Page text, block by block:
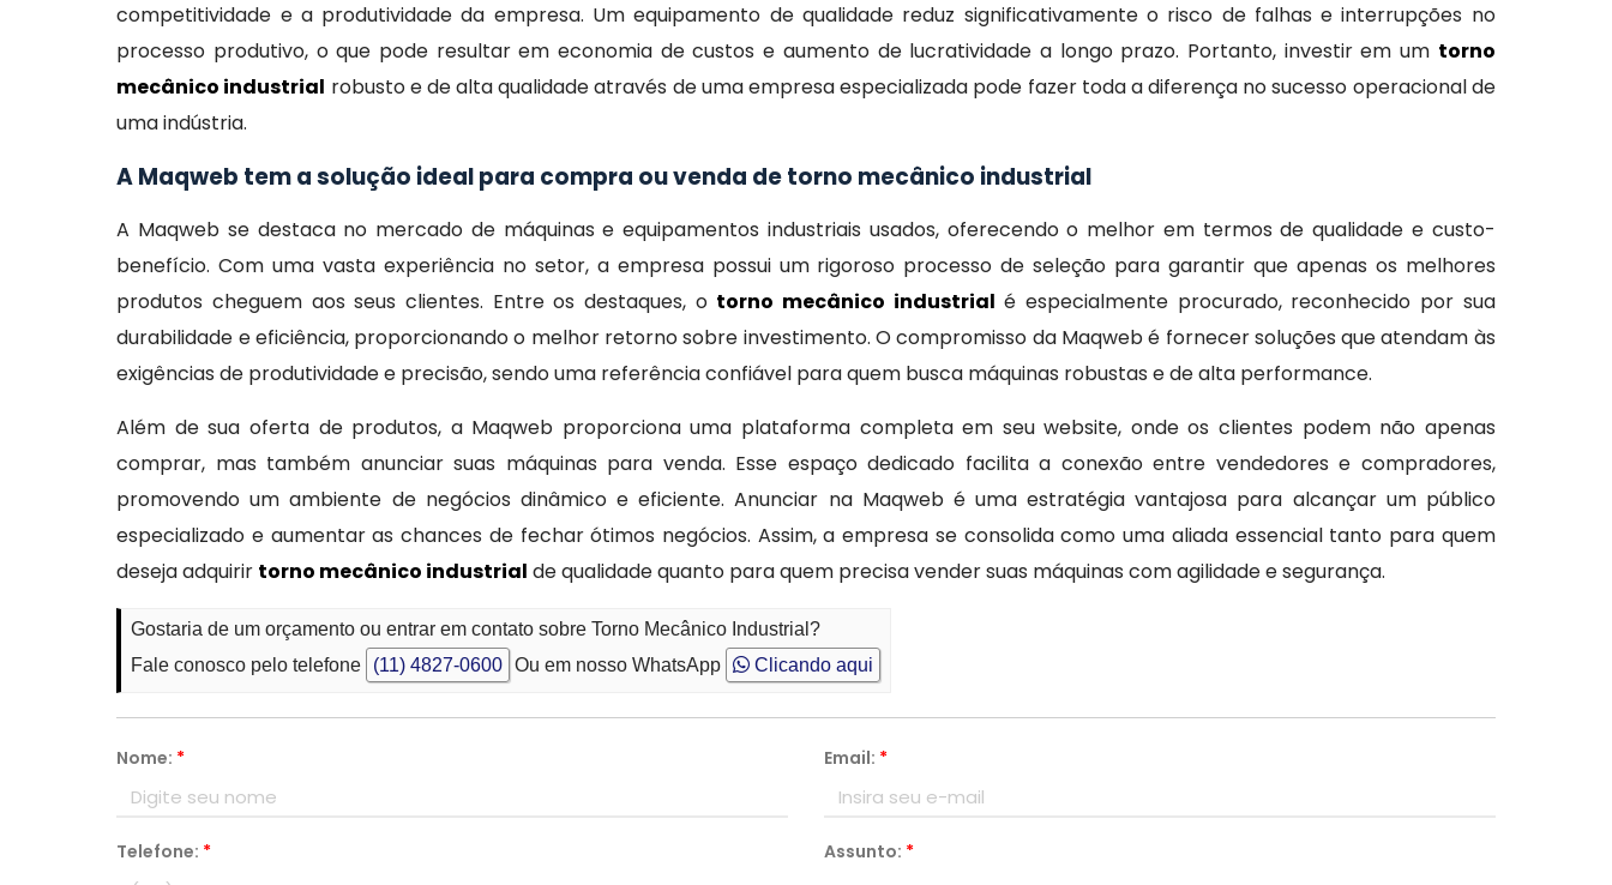
competitividade e a produtividade da empresa. Um equipamento de qualidade reduz significativamente o risco de falhas e interrupções no
processo produtivo, o que pode resultar em economia de custos e aumento de lucratividade a longo prazo. Portanto, investir em um torno
mecânico industrial robusto e de alta qualidade através de uma empresa especializada pode fazer toda a diferença no sucesso operacional de
uma indústria.
A Maqweb tem a solução ideal para compra ou venda de torno mecânico industrial
A Maqweb se destaca no mercado de máquinas e equipamentos industriais usados, oferecendo o melhor em termos de qualidade e custo-
benefício. Com uma vasta experiência no setor, a empresa possui um rigoroso processo de seleção para garantir que apenas os melhores
produtos cheguem aos seus clientes. Entre os destaques, o torno mecânico industrial é especialmente procurado, reconhecido por sua
durabilidade e eficiência, proporcionando o melhor retorno sobre investimento. O compromisso da Maqweb é fornecer soluções que atendam às
exigências de produtividade e precisão, sendo uma referência confiável para quem busca máquinas robustas e de alta performance.
Além de sua oferta de produtos, a Maqweb proporciona uma plataforma completa em seu website, onde os clientes podem não apenas
comprar, mas também anunciar suas máquinas para venda. Esse espaço dedicado facilita a conexão entre vendedores e compradores,
promovendo um ambiente de negócios dinâmico e eficiente. Anunciar na Maqweb é uma estratégia vantajosa para alcançar um público
especializado e aumentar as chances de fechar ótimos negócios. Assim, a empresa se consolida como uma aliada essencial tanto para quem
deseja adquirir torno mecânico industrial de qualidade quanto para quem precisa vender suas máquinas com agilidade e segurança.
Gostaria de um orçamento ou entrar em contato sobre Torno Mecânico Industrial?
Fale conosco pelo telefone
(11) 4827-0600 Ou em nosso WhatsApp Clicando aqui
Nome: * Email: *
Telefone: * Assunto: *